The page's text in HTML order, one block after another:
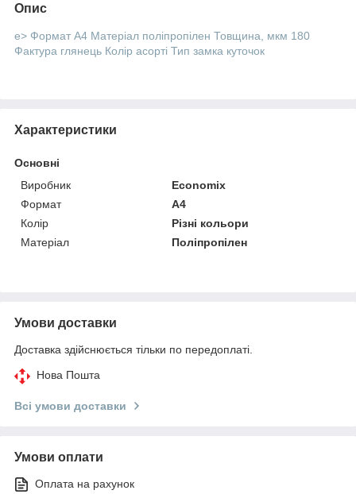
Опис
e> Формат А4 Матеріал поліпропілен Товщина, мкм 180
Фактура глянець Колір асорті Тип замка куточок
Характеристики
Основні
Виробник
Economix
Формат
A4
Колір
Різні кольори
Матеріал
Поліпропілен
Умови доставки
Доставка здійснюється тільки по передоплаті.
Нова Пошта
Всі умови доставки
Умови оплати
Оплата на рахунок